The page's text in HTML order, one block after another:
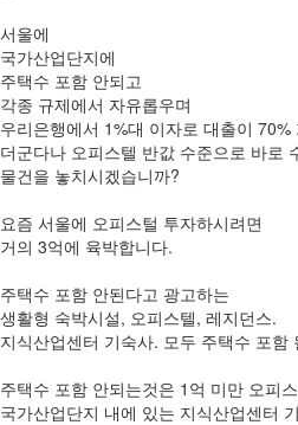
서울에
국가산업단지에
주택수 포함 안되고
각종 규제에서 자유롭우며
우리은행에서 1%대 이자로 대출이 70%
더군다나 오피스텔 반값 수준으로 바로
물건을 놓치시겠습니까?
요즘 서울에 오피스털 투자하시려면
거의 3억에 육박합니다.
주택수 포함 안된다고 광고하는
생활형 숙박시설, 오피스텔, 레지던스.
지식산업센터 기숙사. 모두 주택수 포함
주택수 포함 안되는것은 1억 미만 오피
국가산업단지 내에 있는 지식산업센터